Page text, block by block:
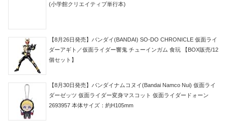
(小学館クリエイティブ単行本)
【8月26日発売】バンダイ(BANDAI) SO-DO CHRONICLE 仮面ライ
ダーアギト／仮面ライダー響鬼 チューインガム 食玩 【BOX販売/12
個セット】
【8月30日発売】バンダイナムコヌイ(Bandai Namco Nui) 仮面ライ
ダーゼッツ 仮面ライダー変身マスコット 仮面ライダードォーン
2693957 本体サイズ：約H105mm